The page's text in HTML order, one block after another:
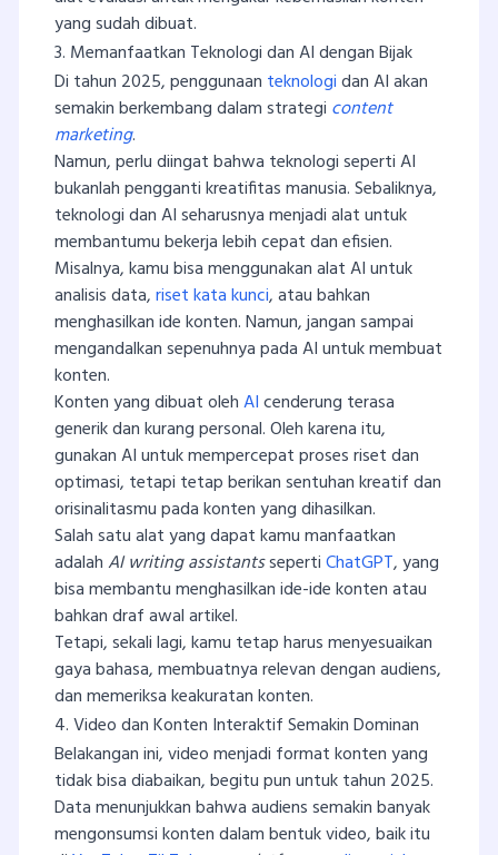
yang sudah dibuat.
3. Memanfaatkan Teknologi dan AI dengan Bijak
Di tahun 2025, penggunaan teknologidan AI akan
semakin berkembang dalam strategi content
marketing.
Namun, perlu diingat bahwa teknologi seperti AI
bukanlah pengganti kreatifitas manusia. Sebaliknya,
teknologi dan AI seharusnya menjadi alat untuk
membantumu bekerja lebih cepat dan efisien.
Misalnya, kamu bisa menggunakan alat AI untuk
analisis data,riset kata kunci, atau bahkan
menghasilkan ide konten. Namun, jangan sampai
mengandalkan sepenuhnya pada AI untuk membuat
konten.
Konten yang dibuat olehAIcenderung terasa
generik dan kurang personal. Oleh karena itu,
gunakan AI untuk mempercepat proses riset dan
optimasi, tetapi tetap berikan sentuhan kreatif dan
orisinalitasmu pada konten yang dihasilkan.
Salah satu alat yang dapat kamu manfaatkan
adalahAI writing assistantssepertiChatGPT, yang
bisa membantu menghasilkan ide-ide konten atau
bahkan draf awal artikel.
Tetapi, sekali lagi, kamu tetap harus menyesuaikan
gaya bahasa, membuatnya relevan dengan audiens,
dan memeriksa keakuratan konten.
4. Video dan Konten Interaktif Semakin Dominan
Belakangan ini, video menjadi format konten yang
tidak bisa diabaikan, begitu pun untuk tahun 2025.
Data menunjukkan bahwa audiens semakin banyak
mengonsumsi konten dalam bentuk video, baik itu